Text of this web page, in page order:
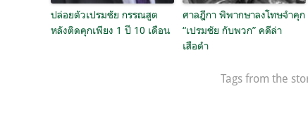
ปล่อยตัวเปรมชัย กรรณสูต
หลังติดคุกเพียง 1 ปี 10 เดือน
ศาลฎีกา พิพากษาลงโทษจำคุก
“เปรมชัย กับพวก” คดีล่า
เสือดำ
Tags from the